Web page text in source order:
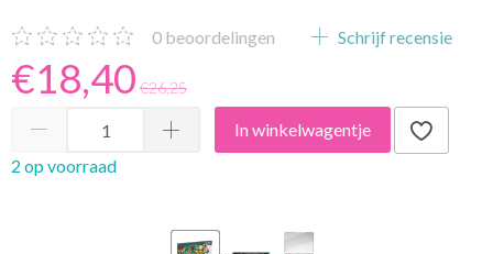
0 beoordelingen Schrijf recensie
€18,40 €26,25
In winkelwagentje
2 op voorraad